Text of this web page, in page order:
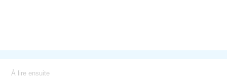
À lire ensuite